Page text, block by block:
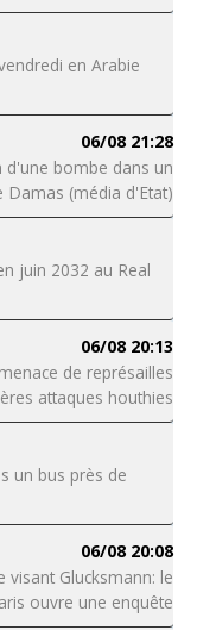
en Arabie
06/08 21:28
d'une bombe dans un
Damas (média d'Etat)
juin 2032 au Real
06/08 20:13
de représailles
attaques houthies
un bus près de
06/08 20:08
visant Glucksmann: le
ouvre une enquête